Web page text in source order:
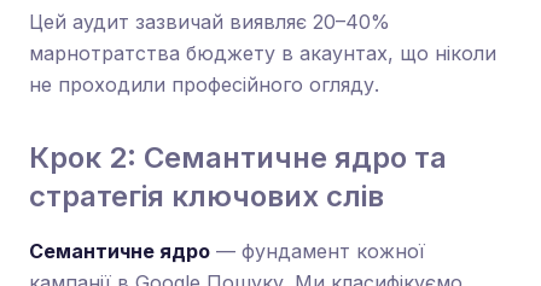
Цей аудит зазвичай виявляє 20–40%
марнотратства бюджету в акаунтах, що ніколи
не проходили професійного огляду.
Крок 2: Семантичне ядро та
стратегія ключових слів
Семантичне ядро — фундамент кожної